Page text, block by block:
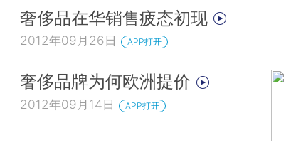
奢侈品在华销售疲态初现
2012年09月26日 APP打开
奢侈品牌为何欧洲提价
2012年09月14日 APP打开